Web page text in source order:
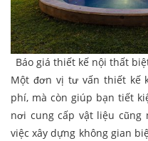
Báo giá thiết kế nội thất
Một đơn vị tư vấn thiết kế
phí, mà còn giúp bạn tiết
nơi cung cấp vật liệu
việc xây dựng không gian